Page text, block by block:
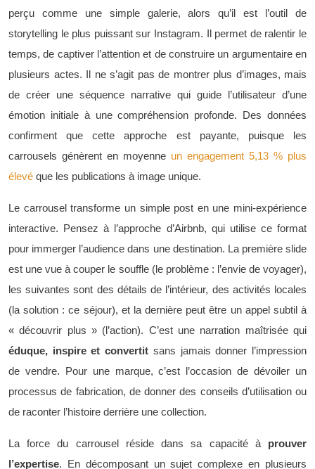
perçu comme une simple galerie, alors qu’il est l’outil de
storytelling le plus puissant sur Instagram. Il permet de ralentir le
temps, de captiver l’attention et de construire un argumentaire en
plusieurs actes. Il ne s’agit pas de montrer plus d’images, mais
de créer une séquence narrative qui guide l’utilisateur d’une
émotion initiale à une compréhension profonde. Des données
confirment que cette approche est payante, puisque les
carrousels génèrent en moyenne un engagement 5,13 % plus
élevé que les publications à image unique.
Le carrousel transforme un simple post en une mini-expérience
interactive. Pensez à l’approche d’Airbnb, qui utilise ce format
pour immerger l’audience dans une destination. La première slide
est une vue à couper le souffle (le problème : l’envie de voyager),
les suivantes sont des détails de l’intérieur, des activités locales
(la solution : ce séjour), et la dernière peut être un appel subtil à
« découvrir plus » (l’action). C’est une narration maîtrisée qui
éduque, inspire et convertit sans jamais donner l’impression
de vendre. Pour une marque, c’est l’occasion de dévoiler un
processus de fabrication, de donner des conseils d’utilisation ou
de raconter l’histoire derrière une collection.
La force du carrousel réside dans sa capacité à prouver
l’expertise. En décomposant un sujet complexe en plusieurs